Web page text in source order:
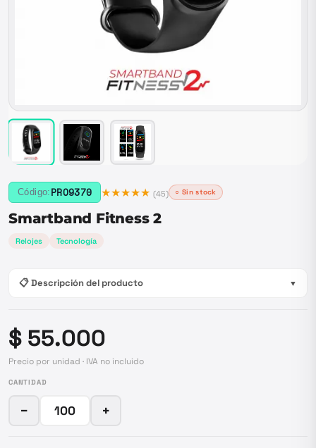
Código: PRO9370 ★★★★★ (45) ○ Sin stock
Smartband Fitness 2
Relojes Tecnología
📋 Descripción del producto ▼
$ 55.000
Precio por unidad · IVA no incluido
CANTIDAD
− +